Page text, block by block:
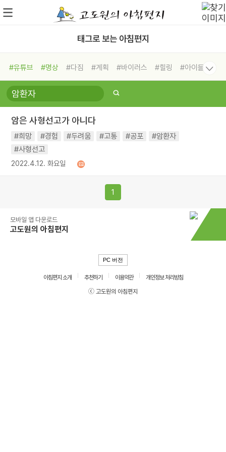
태그로 보는 아침편지
#유튜브 #명상 #다짐 #계획 #바이러스 #힐링
#아이들
#비전캠프
#독서캠프 #삶
#희망
#나눔 #친구 #링컨학교
#독서
#건강 #면역력
암은 사형선고가 아니다
#희망 #경험 #두려움 #고통 #공포
#암환자
#사형선고
2022.4.12. 화요일
1
모바일 앱 다운로드
고도원의 아침편지
PC 버전
아침편지 소개 추천하기 이용약관
개인정보 처리방침
ⓒ 고도원의 아침편지